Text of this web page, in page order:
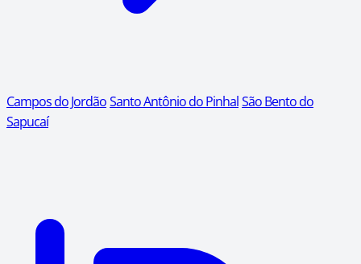
Campos do JordãoSanto Antônio do PinhalSão Bento do
Sapucaí